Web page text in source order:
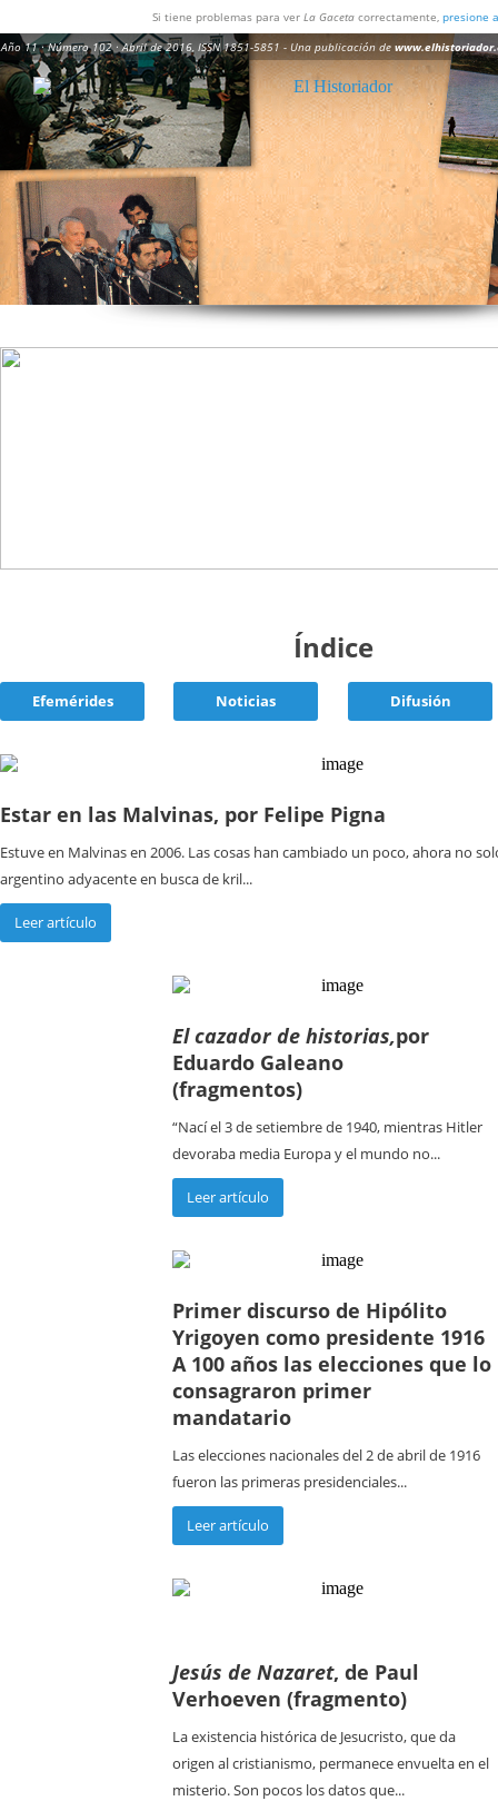
Si tiene problemas para ver La Gaceta correctamente, presione
Año 11 · Número 102 · Abril de 2016, ISSN 1851-5851 - Una publicación de
Índice
Efemérides Noticias Difusión
Estar en las Malvinas, por Felipe Pigna
Estuve en Malvinas en 2006. Las cosas han cambiado un poco, ahora no
argentino adyacente en busca de kril...
Leer artículo
El cazador de historias,por
Eduardo Galeano
(fragmentos)
“Nací el 3 de setiembre de 1940, mientras Hitler
devoraba media Europa y el mundo no...
Leer artículo
Primer discurso de Hipólito
Yrigoyen como presidente 1916
A 100 años las elecciones que lo
consagraron primer
mandatario
Las elecciones nacionales del 2 de abril de 1916
fueron las primeras presidenciales...
Leer artículo
Jesús de Nazaret, de Paul
Verhoeven (fragmento)
La existencia histórica de Jesucristo, que da
origen al cristianismo, permanece envuelta en el
misterio. Son pocos los datos que...